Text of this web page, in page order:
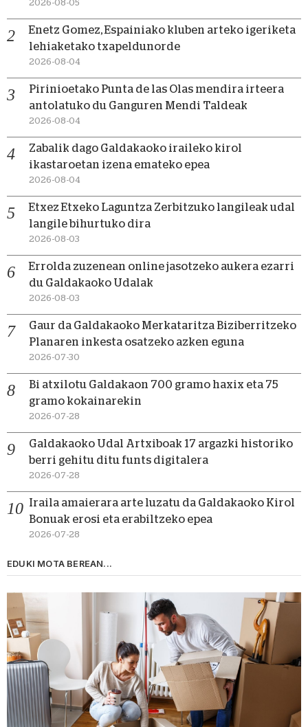
2026-08-05
Enetz Gomez, Espainiako kluben arteko igeriketa
lehiaketako txapeldunorde
2026-08-04
Pirinioetako Punta de las Olas mendira irteera
antolatuko du Ganguren Mendi Taldeak
2026-08-04
Zabalik dago Galdakaoko iraileko kirol
ikastaroetan izena emateko epea
2026-08-04
Etxez Etxeko Laguntza Zerbitzuko langileak udal
langile bihurtuko dira
2026-08-03
Errolda zuzenean online jasotzeko aukera ezarri
du Galdakaoko Udalak
2026-08-03
Gaur da Galdakaoko Merkataritza Biziberritzeko
Planaren inkesta osatzeko azken eguna
2026-07-30
Bi atxilotu Galdakaon 700 gramo haxix eta 75
gramo kokainarekin
2026-07-28
Galdakaoko Udal Artxiboak 17 argazki historiko
berri gehitu ditu funts digitalera
2026-07-28
Iraila amaierara arte luzatu da Galdakaoko Kirol
Bonuak erosi eta erabiltzeko epea
2026-07-28
EDUKI MOTA BEREAN...